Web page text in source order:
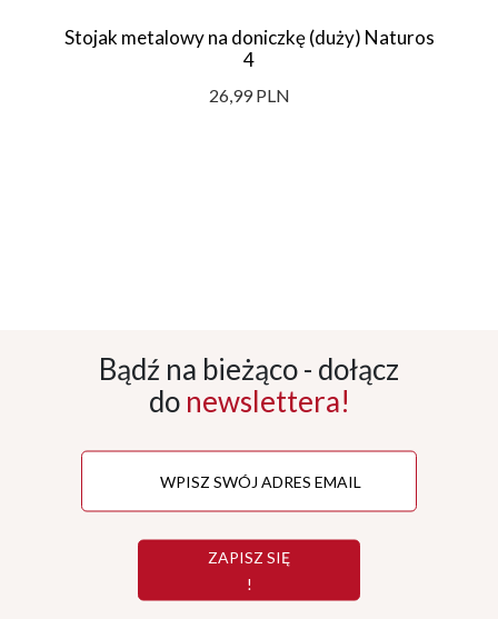
Stojak metalowy na doniczkę (duży) Naturos
4
26,99 PLN
Bądź na bieżąco - dołącz
do newslettera!
ZAPISZ SIĘ
!